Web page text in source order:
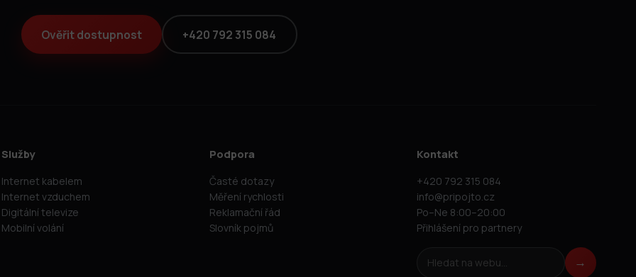
Ověřit dostupnost +420 792 315 084
Služby
Internet kabelem
Internet vzduchem
Digitální televize
Mobilní volání
Podpora
Časté dotazy
Měření rychlosti
Reklamační řád
Slovník pojmů
Kontakt
+420 792 315 084
info@pripojto.cz
Po–Ne 8:00–20:00
Přihlášení pro partnery
Hledat na webu →